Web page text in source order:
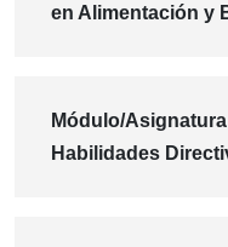
en Alimentación y
Módulo/
Habilidades